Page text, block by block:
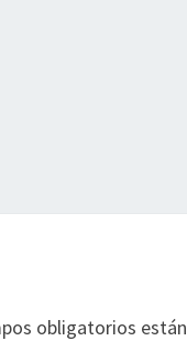
obligatorios están